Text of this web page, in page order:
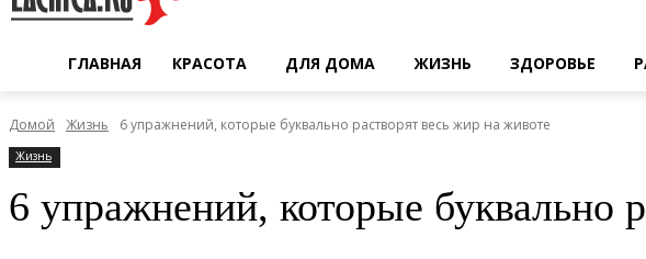
ГЛАВНАЯ КРАСОТА ДЛЯ ДОМА ЖИЗНЬ ЗДОРОВЬЕ
Домой Жизнь 6 упражнений, которые буквально растворят весь жир на животе
Жизнь
6 упражнений, которые буквально